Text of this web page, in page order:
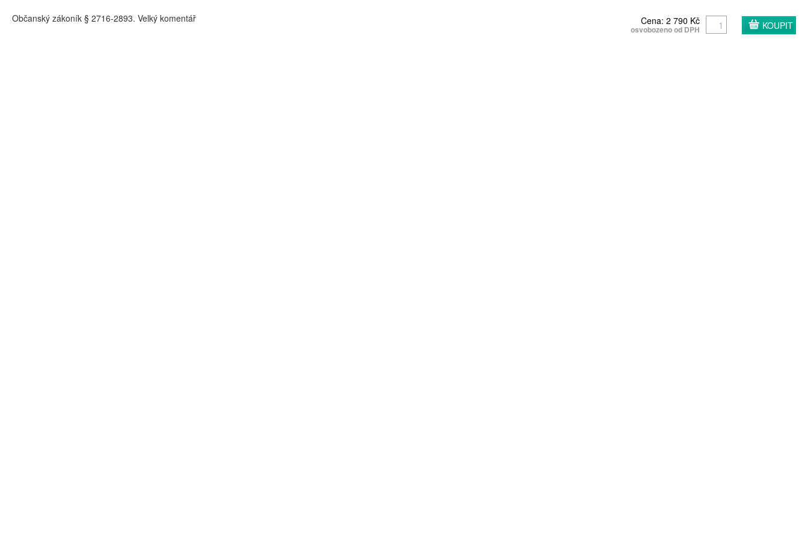
Občanský zákoník § 2716-2893. Velký komentář Cena: 2 790 Kč
osvobozeno od DPH